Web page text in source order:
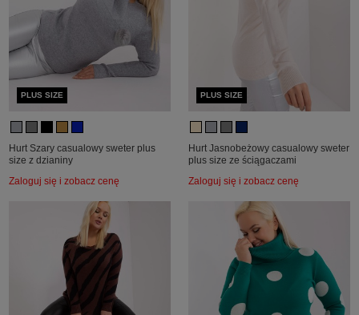
PLUS SIZE
Hurt Szary casualowy sweter plus
size z dzianiny
Zaloguj się i zobacz cenę
PLUS SIZE
Hurt Jasnobeżowy casualowy sweter
plus size ze ściągaczami
Zaloguj się i zobacz cenę